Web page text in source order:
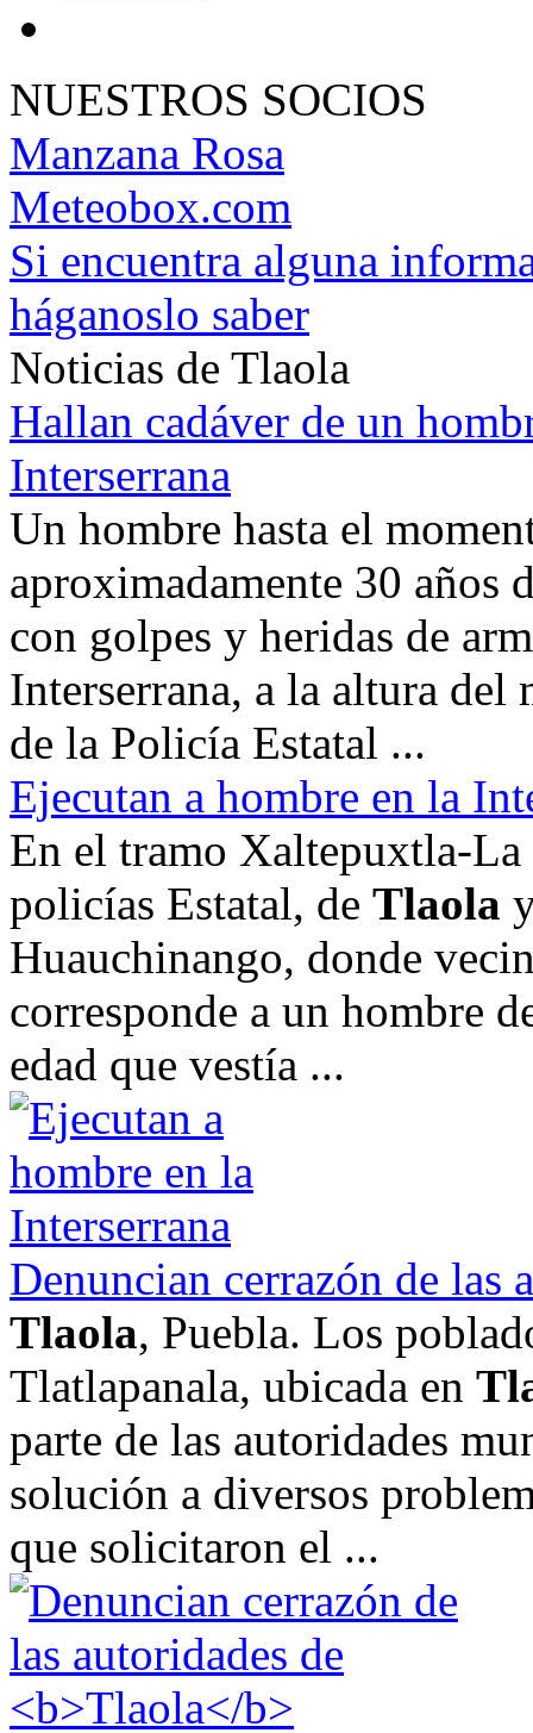
NUESTROS SOCIOS
Manzana Rosa
Meteobox.com
Si encuentra alguna
háganoslo saber
Noticias de Tlaola
Hallan cadáver de un
Interserrana
Un hombre hasta el
aproximadamente 30 años
con golpes y heridas de
Interserrana, a la altura
de la Policía Estatal ...
Ejecutan a hombre en la
En el tramo Xaltepuxtla-La
policías Estatal, de Tlaola
Huauchinango, donde
corresponde a un hombre
edad que vestía ...
Denuncian cerrazón de las
Tlaola, Puebla. Los
Tlatlapanala, ubicada en
parte de las autoridades
solución a diversos
que solicitaron el ...